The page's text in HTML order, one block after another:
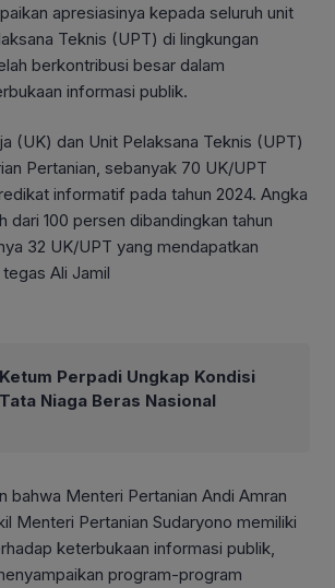
apresiasinya kepada seluruh unit
Teknis (UPT) di lingkungan
berkontribusi besar dalam
informasi publik.
(UK) dan Unit Pelaksana Teknis (UPT)
Pertanian, sebanyak 70 UK/UPT
informatif pada tahun 2024. Angka
dari 100 persen dibandingkan tahun
32 UK/UPT yang mendapatkan
Ali Jamil
Ketum Perpadi Ungkap Kondisi
Tata Niaga Beras Nasional
bahwa Menteri Pertanian Andi Amran
Menteri Pertanian Sudaryono memiliki
keterbukaan informasi publik,
program-program